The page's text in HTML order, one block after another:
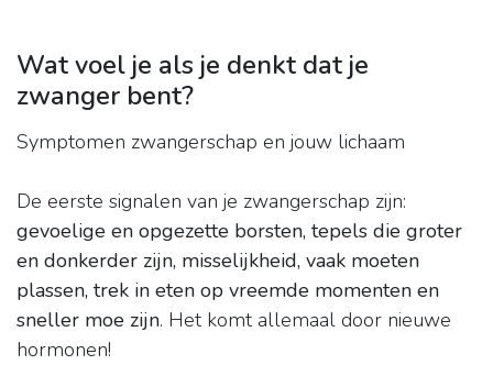
Wat voel je als je denkt dat je
zwanger bent?
Symptomen zwangerschap en jouw lichaam
De eerste signalen van je zwangerschap zijn:
gevoelige en opgezette borsten, tepels die groter
en donkerder zijn, misselijkheid, vaak moeten
plassen, trek in eten op vreemde momenten en
sneller moe zijn. Het komt allemaal door nieuwe
hormonen!